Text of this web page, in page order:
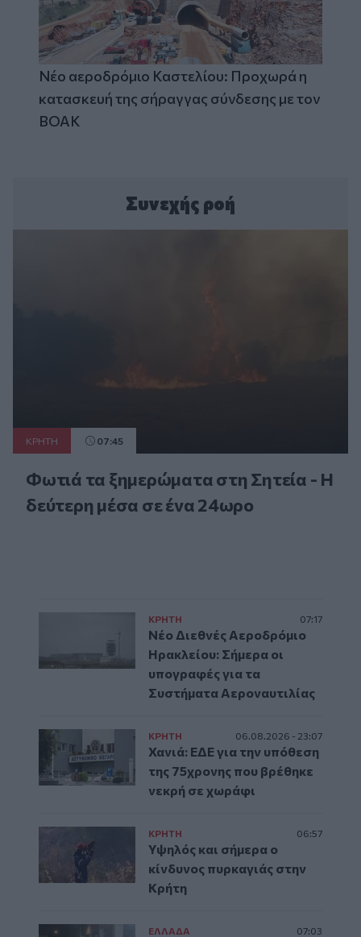
Νέο αεροδρόμιο Καστελίου: Προχωρά η
κατασκευή της σήραγγας σύνδεσης με τον
ΒΟΑΚ
Συνεχής ροή
ΚΡΗΤΗ 07:45
Φωτιά τα ξημερώματα στη Σητεία - Η
δεύτερη μέσα σε ένα 24ωρο
ΚΡΗΤΗ 07:17
Νέο Διεθνές Αεροδρόμιο
Ηρακλείου: Σήμερα οι
υπογραφές για τα
Συστήματα Αεροναυτιλίας
ΚΡΗΤΗ 06.08.2026 - 23:07
Χανιά: ΕΔΕ για την υπόθεση
της 75χρονης που βρέθηκε
νεκρή σε χωράφι
ΚΡΗΤΗ 06:57
Υψηλός και σήμερα ο
κίνδυνος πυρκαγιάς στην
Κρήτη
ΕΛΛAΔΑ 07:03